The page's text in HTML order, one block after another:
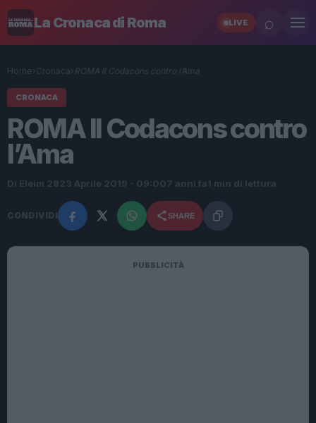
La Cronaca di Roma LIVE ⌕
Home› Cronaca› ROMA Il Codacons contro l’Ama
CRONACA
ROMA Il Codacons contro
l’Ama
Di Eleim 2823 Aprile 2019 - 09:007 anni fa 1 min di lettura
CONDIVIDI SHARE
PUBBLICITÀ